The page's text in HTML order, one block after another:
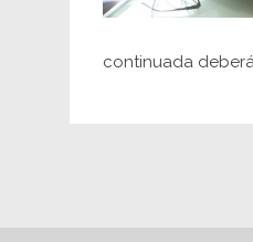
continuada